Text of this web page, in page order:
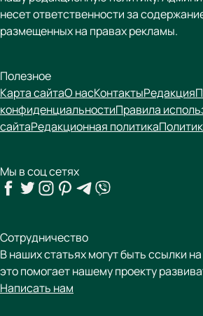
несет ответственности за
размещенных на правах рекламы.
Полезное
Карта сайтаО насКонтактыРедакция
конфиденциальностиПравила
сайтаРедакционная политика
Мы в соц сетях
Сотрудничество
В наших статьях могут быть ссылки
это помогает нашему проекту
Написать нам